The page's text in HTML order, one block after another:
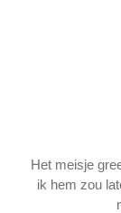
Het meisje
ik hem zou